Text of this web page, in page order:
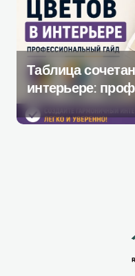
Таблица
интерьере:
руководство по
гармоничной